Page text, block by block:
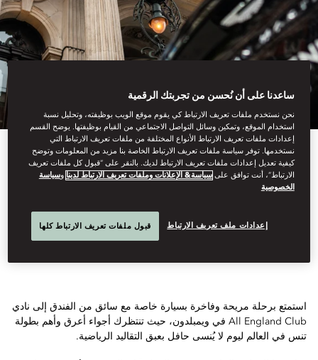
مجموعة. الألعاب. مع
خدمة سائق خاص.
استمتع برحلة مريحة وفاخرة بسيارة خاصة مع سائق من الفندق إلى نادي
All England Club في ويمبلدون، حيث تنتظرك أجواء أعرق وأهم بطولة
تنس في العالم ليوم لا يُنسى حافل بعبق التقاليد الرياضية.
ساعدنا على أن نُحسن من تجربتك الرقمية
نحن نستخدم ملفات تعريف الارتباط كي يقوم موقع الويب بوظيفته، وتحليل نسبة
استخدام الموقع، وتمكين وسائل التواصل الاجتماعي من القيام بوظيفتها. يوضح القسم
إعدادات ملفات تعريف الارتباط الأنواع المختلفة من ملفات تعريف الارتباط التي
نستخدمها. توفر سياسة ملفات تعريف الارتباط الخاصة بنا مزيد من المعلومات وتوضح
كيفية تعديل إعدادات ملفات تعريف الارتباط لديك. بالنقر على “قبول كل ملفات تعريف
الارتباط”، أنت توافق علىسياسة& الإعلانات وملفات تعريف الارتباط لدينا وسياسة
الخصوصية
إعدادات ملف تعريف الارتباط قبول ملفات تعريف الارتباط كلها